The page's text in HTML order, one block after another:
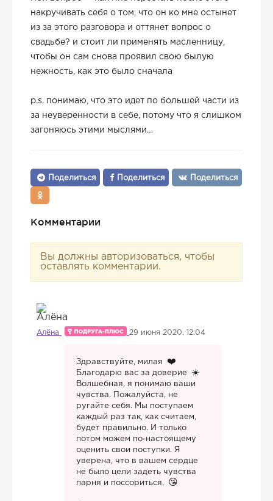
накручивать себя о том, что он ко мне остынет
из за этого разговора и оттянет вопрос о
свадьбе? и стоит ли применять масленницу,
чтобы он сам снова проявил свою былую
нежность, как это было сначала
p.s. понимаю, что это идет по большей части из
за неуверенности в себе, потому что я слишком
загоняюсь этими мыслями…
Поделиться Поделиться Поделиться
Комментарии
Вы должны авторизоваться, чтобы
оставлять комментарии.
Алёна 29 июня 2020, 12:04
Здравствуйте, милая
Благодарю вас за доверие
Волшебная, я понимаю ваши
чувства. Пожалуйста, не
ругайте себя. Мы поступаем
каждый раз так, как считаем,
будет правильно. И только
потом можем по-настоящему
оценить свои поступки. Я
уверена, что в вашем сердце
не было цели задеть чувства
парня и поссориться.